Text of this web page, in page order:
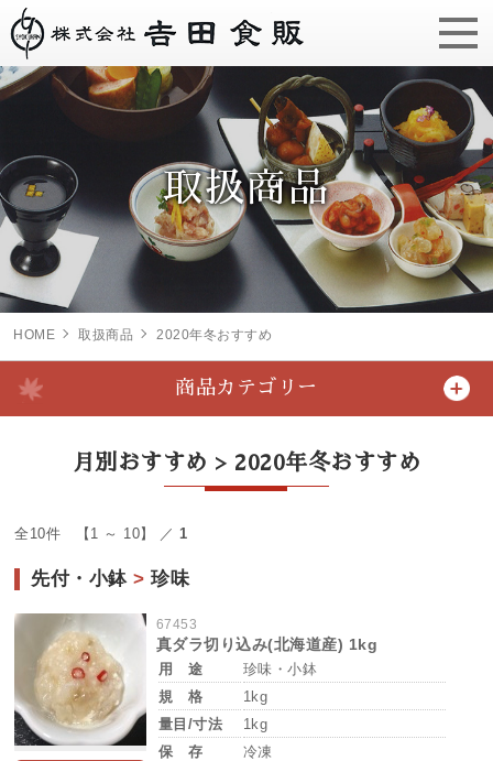
取扱商品
HOME 取扱商品 2020年冬おすすめ
商品カテゴリー
月別おすすめ > 2020年冬おすすめ
全10件 【1 ～ 10】 ／ 1
先付・小鉢>珍味
67453
真ダラ切り込み(北海道産) 1kg
用 途
珍味・小鉢
規 格
1kg
量目/寸法
1kg
保 存
冷凍